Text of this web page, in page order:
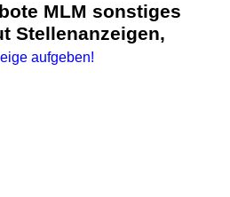
MLM sonstiges
Stellenanzeigen,
aufgeben!